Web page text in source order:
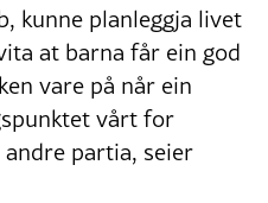
kunne planleggja livet
at barna får ein god
vare på når ein
vårt for
partia, seier